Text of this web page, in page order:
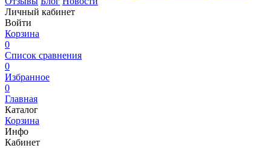
Личный кабинет
Войти
Корзина
0
Список сравнения
0
Избранное
0
Главная
Каталог
Корзина
Инфо
Кабинет